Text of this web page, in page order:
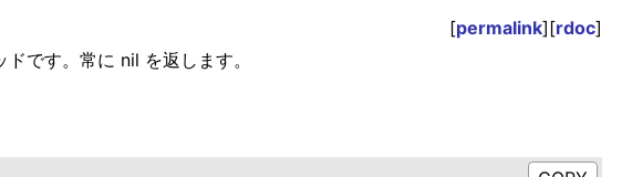
[permalink][rdoc]
です。常に nil を返します。